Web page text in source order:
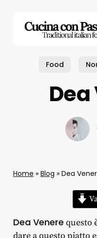
Food
Home » Blog » Dea
Dea Venere questo
dare a questo piatto